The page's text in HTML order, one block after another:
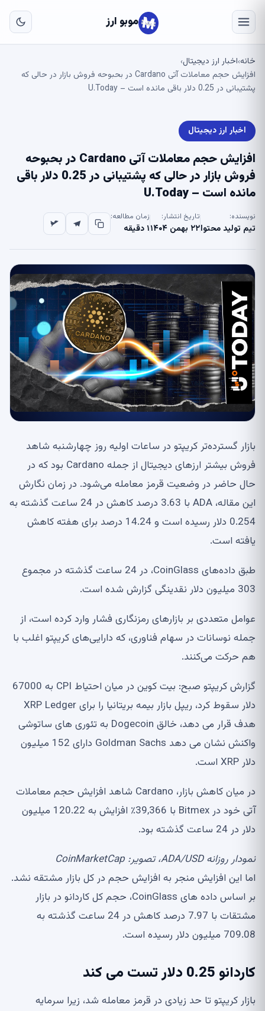
موبو ارز
خانه›اخبار ارز دیجیتال›
افزایش حجم معاملات آتی Cardano در بحبوحه فروش بازار در حالی که
پشتیبانی در 0.25 دلار باقی مانده است – U.Today
اخبار ارز دیجیتال
افزایش حجم معاملات آتی Cardano در بحبوحه
فروش بازار در حالی که پشتیبانی در 0.25 دلار باقی
مانده است – U.Today
نویسنده:
تیم تولید محتوا
تاریخ انتشار:
۲۲ بهمن ۱۴۰۴
زمان مطالعه:
۱ دقیقه
بازار گسترده‌تر کریپتو در ساعات اولیه روز چهارشنبه شاهد
فروش بیشتر ارزهای دیجیتال از جمله Cardano بود که در
حال حاضر در وضعیت قرمز معامله می‌شود. در زمان نگارش
این مقاله، ADA با 3.63 درصد کاهش در 24 ساعت گذشته به
0.254 دلار رسیده است و 14.24 درصد برای هفته کاهش
یافته است.
طبق داده‌های CoinGlass، در 24 ساعت گذشته در مجموع
303 میلیون دلار نقدینگی گزارش شده است.
عوامل متعددی بر بازارهای رمزنگاری فشار وارد کرده است، از
جمله نوسانات در سهام فناوری، که دارایی‌های کریپتو اغلب با
هم حرکت می‌کنند.
گزارش کریپتو صبح: بیت کوین در میان احتیاط CPI به 67000
دلار سقوط کرد، ریپل بازار بیمه بریتانیا را برای XRP Ledger
هدف قرار می دهد، خالق Dogecoin به تئوری های ساتوشی
واکنش نشان می دهد Goldman Sachs دارای 152 میلیون
دلار XRP است.
در میان کاهش بازار، Cardano شاهد افزایش حجم معاملات
آتی خود در Bitmex با 39,366٪ افزایش به 120.22 میلیون
دلار در 24 ساعت گذشته بود.
نمودار روزانه ADA/USD، تصویر: CoinMarketCap
اما این افزایش منجر به افزایش حجم در کل بازار مشتقه نشد.
بر اساس داده های CoinGlass، حجم کل کاردانو در بازار
مشتقات با 7.97 درصد کاهش در 24 ساعت گذشته به
709.08 میلیون دلار رسیده است.
کاردانو 0.25 دلار تست می کند
بازار کریپتو تا حد زیادی در قرمز معامله شد، زیرا سرمایه